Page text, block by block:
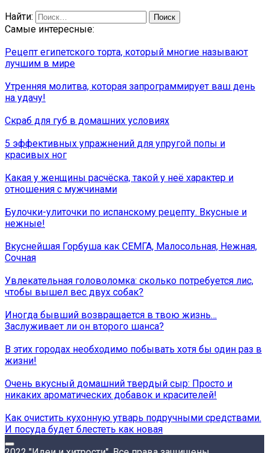
Найти:
Самые интересные:
Рецепт египетского торта, который многие называют
лучшим в мире
Утренняя молитва, которая запрограммирует ваш день
на удачу!
Скраб для губ в домашних условиях
5 эффективных упражнений для упругой попы и
красивых ног
Какая у женщины расчёска, такой у неё характер и
отношения с мужчинами
Булочки-улиточки по испанскому рецепту. Вкусные и
нежные!
Вкуснейшая Горбуша как СЕМГА, Малосольная, Нежная,
Сочная
Увлекательная головоломка: сколько потребуется лис,
чтобы вышел вес двух собак?
Иногда бывший возвращается в твою жизнь…
Заслуживает ли он второго шанса?
В этих городах необходимо побывать хотя бы один раз в
жизни!
Очень вкусный домашний твердый сыр: Просто и
никаких ароматических добавок и красителей!
Как очистить кухонную утварь подручными средствами.
И посуда будет блестеть как новая